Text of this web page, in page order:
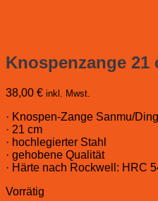
Knospenzange 21
38,00 € inkl. Mwst.
· Knospen-Zange Sanmu/
· 21 cm
· hochlegierter Stahl
· gehobene Qualität
· Härte nach Rockwell: HRC
Vorrätig